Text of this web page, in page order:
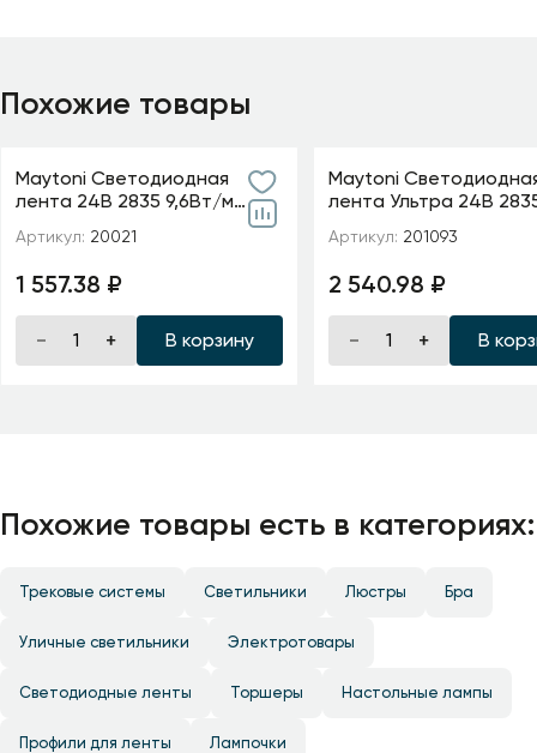
Похожие товары
Maytoni Светодиодная
лента 24В 2835 9,6Вт/м
Артикул: 20021
1 557.38 ₽
В корзину
Maytoni
лента Ультра 24В
Артикул: 201093
2 540.98 ₽
В
Похожие товары есть в категориях:
Трековые системы Светильники Люстры Бра
Уличные светильники Электротовары
Светодиодные ленты Торшеры Настольные лампы
Профили для ленты Лампочки